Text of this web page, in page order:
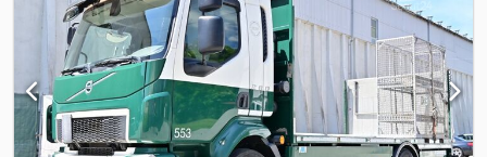
rakodótér szélesség:2 360 mm, Felszereltség:
differenciálzár, elektronikus stabilitásprogram (ESP),
emelőhátfal, fedélzeti számítógép, kipörgésgátló, koromszűrő,
központi zár, légkondicionálás, tempomat, utánfutó vonófej,
(DE), VOLVO FL-280 4x2R platós teherautó, károsanyag-
kibocsátási osztály: Euro 6, tengelyelrendezés: 4x2, váltó:
automatikus, légrugó, VEB, ADR-tanúsítvánnyal rendelkezik,